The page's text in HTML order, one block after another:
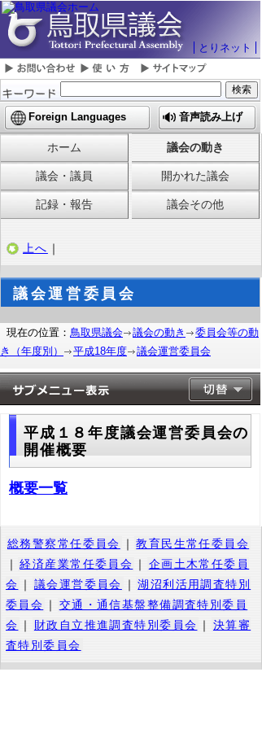
とりネット
Foreign Languages 音声読み上げ
ホーム 議会の動き
議会・議員 開かれた議会
記録・報告 議会その他
上へ ｜
議会運営委員会
現在の位置： 鳥取県議会 議会の動き
委員会等の動
き（年度別）
平成18年度 議会運営委員会
平成１８年度議会運営委員会の
開催概要
概要一覧
総務警察常任委員会 ｜ 教育民生常任委員会
｜ 経済産業常任委員会 ｜
企画土木常任委員
会 ｜ 議会運営委員会 ｜ 湖沼利活用調査特別
委員会 ｜
交通・通信基盤整備調査特別委員
会 ｜ 財政自立推進調査特別委員会 ｜
決算審
査特別委員会